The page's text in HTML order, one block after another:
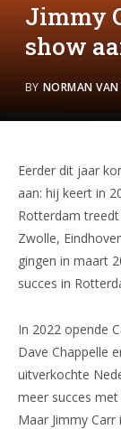
Jimmy
show
BY NORMAN VAN
Eerder dit jaar
aan: hij keert in
Rotterdam
Zwolle,
gingen in maart
succes in
In 2022 opende
Dave Chappelle
uitverkochte
meer succes
Maar Jimmy